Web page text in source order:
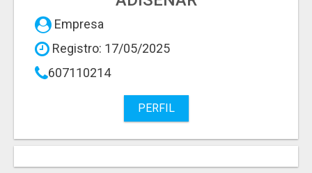
Empresa
Registro: 17/05/2025
607110214
PERFIL